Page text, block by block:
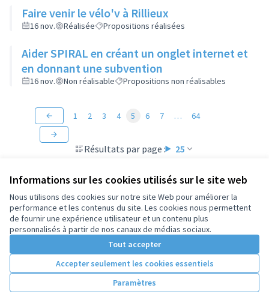
Informations sur les cookies utilisés sur le site web
Nous utilisons des cookies sur notre site Web pour améliorer la
performance et les contenus du site. Les cookies nous permettent
de fournir une expérience utilisateur et un contenu plus
personnalisés à partir de nos canaux de médias sociaux.
Tout accepter
Accepter seulement les cookies essentiels
Paramètres
Faire venir le vélo'v à Rillieux
16 nov. Réalisée Propositions réalisées
Aider SPIRAL en créant un onglet internet et
en donnant une subvention
16 nov. Non réalisable Propositions non réalisables
Résultats par page : 25
1 2 3 4 5 6 7 … 64
Conditions d'utilisation
Paramètres des cookies
(Lien externe)Open Source Politics
(Lien externe)
grâce au
Decidim
.
Licence
(Lien